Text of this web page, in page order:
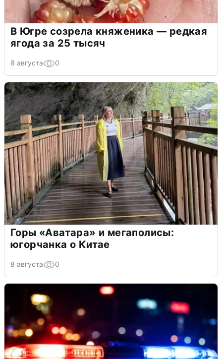
В Югре созрела княженика — редкая
ягода за 25 тысяч
8 августа 0
Горы «Аватара» и мегаполисы:
югорчанка о Китае
8 августа 0